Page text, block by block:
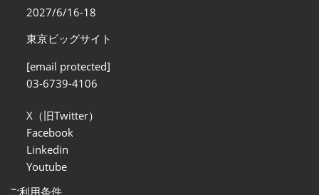
2027/6/16-18
東京ビッグサイト
[email protected]
03-6739-4106
X（旧Twitter）
Facebook
Linkedin
Youtube
ご利用条件